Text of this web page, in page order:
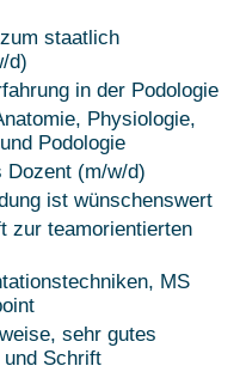
staatlich
d)
in der Podologie
Physiologie,
Podologie
Dozent (m/w/d)
ist wünschenswert
zur teamorientierten
MS
sehr gutes
Schrift